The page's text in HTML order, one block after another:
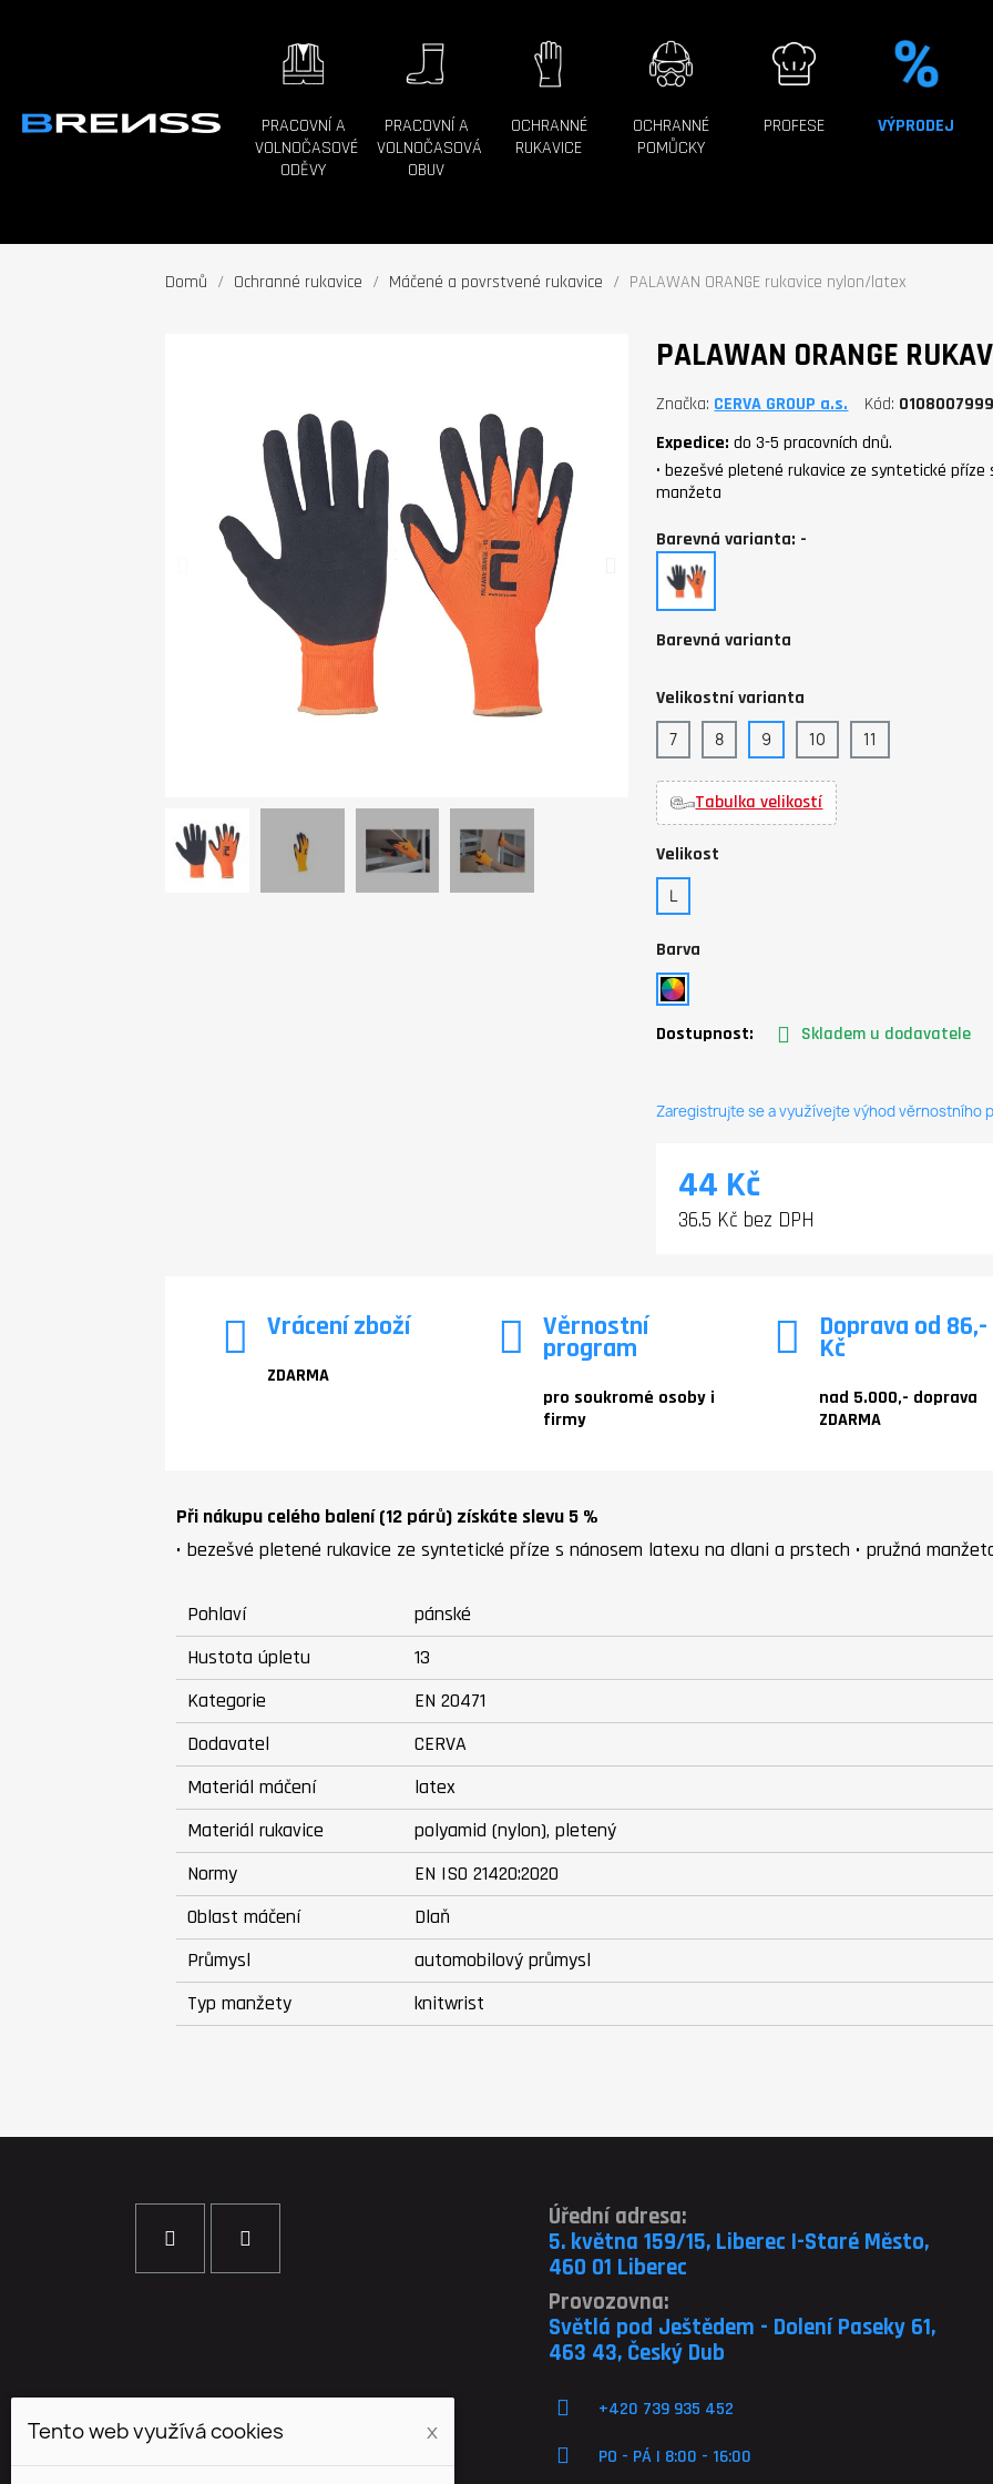
PRACOVNÍ A
VOLNOČASOVÉ
ODĚVY
PRACOVNÍ A
VOLNOČASOVÁ
OBUV
OCHRANNÉ
RUKAVICE
OCHRANNÉ
POMŮCKY
PROFESE VÝPRODEJ
Domů Ochranné rukavice Máčené a povrstvené rukavice PALAWAN ORANGE rukavice nylon/latex
PALAWAN ORANGE
Značka CERVA GROUP a.s. Kód
Expedice:do 3-5 pracovních dnů.
• bezešvé pletené rukavice ze syntetické
manžeta
Barevná varianta: -
Barevná varianta
Velikostní varianta
7 8 9 10 11
Tabulka velikostí
Velikost
L
Barva
Dostupnost: Skladem u dodavatele
Zaregistrujte se a využívejte výhod věrnostního
44 Kč
36.5 Kč bez DPH
Vrácení zboží
ZDARMA
Věrnostní
program
pro soukromé osoby i
firmy
Doprava od 86,-
Kč
nad 5.000,- doprava
ZDARMA
Při nákupu celého balení (12 párů) získáte slevu 5 %
• bezešvé pletené rukavice ze syntetické příze s nánosem latexu na dlani a prstech • pružná
Pohlaví
pánské
Hustota úpletu
13
Kategorie
EN 20471
Dodavatel
CERVA
Materiál máčení
latex
Materiál rukavice
polyamid (nylon), pletený
Normy
EN ISO 21420:2020
Oblast máčení
Dlaň
Průmysl
automobilový průmysl
Typ manžety
knitwrist
Úřední adresa:
5. května 159/15, Liberec I-Staré Město,
460 01 Liberec
Provozovna:
Světlá pod Ještědem - Dolení Paseky 61,
463 43, Český Dub
+420 739 935 452
PO - PÁ | 8:00 - 16:00
Tento web využívá cookies x